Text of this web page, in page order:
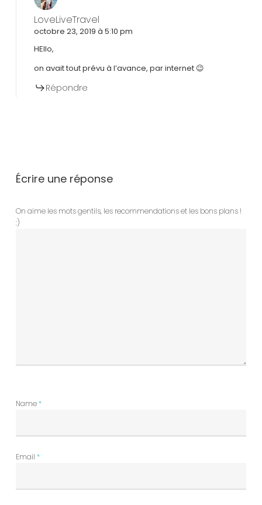
LoveLiveTravel
octobre 23, 2019 à 5:10 pm
HEllo,
on avait tout prévu à l’avance, par internet 😉
Répondre
Écrire une réponse
On aime les mots gentils, les recommendations et les bons plans !
:)
Name*
Email *